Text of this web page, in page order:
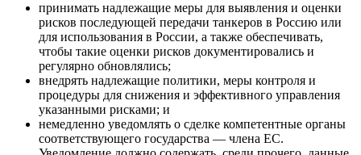
принимать надлежащие меры для выявления и оценки
рисков последующей передачи танкеров в Россию или
для использования в России, а также обеспечивать,
чтобы такие оценки рисков документировались и
регулярно обновлялись;
внедрять надлежащие политики, меры контроля и
процедуры для снижения и эффективного управления
указанными рисками; и
немедленно уведомлять о сделке компетентные органы
соответствующего государства — члена ЕС.